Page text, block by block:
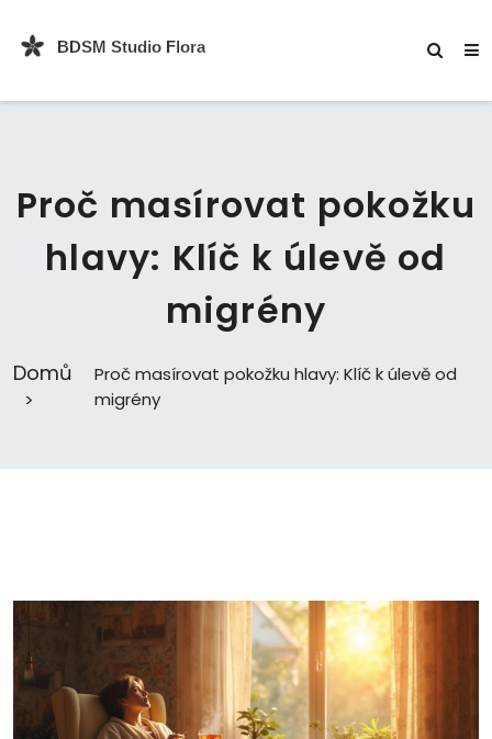
Proč masírovat pokožku
hlavy: Klíč k úlevě od
migrény
Domů
Proč masírovat pokožku hlavy: Klíč k úlevě od
migrény